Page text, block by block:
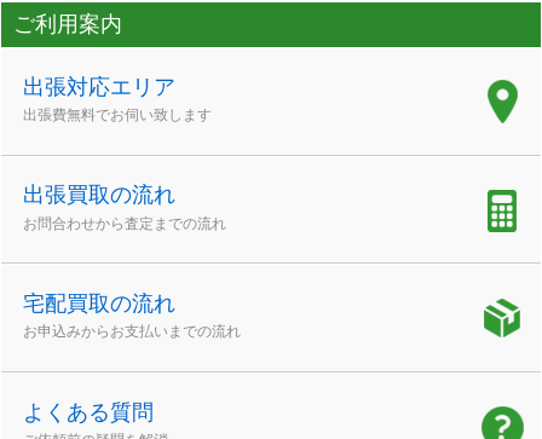
ご利用案内
出張対応エリア
出張費無料でお伺い致します
出張買取の流れ
お問合わせから査定までの流れ
宅配買取の流れ
お申込みからお支払いまでの流れ
よくある質問